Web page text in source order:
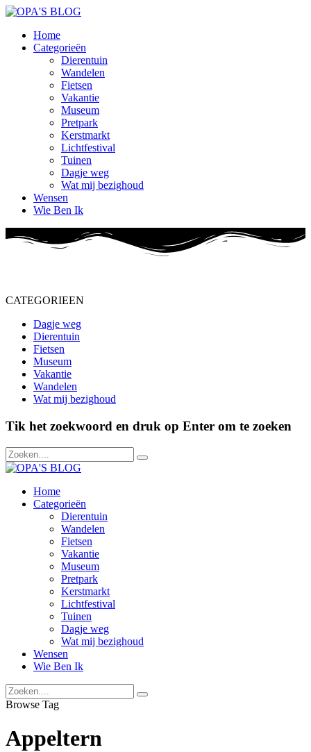
Home
Categorieën
Dierentuin
Wandelen
Fietsen
Vakantie
Museum
Pretpark
Kerstmarkt
Lichtfestival
Tuinen
Dagje weg
Wat mij bezighoud
Wensen
Wie Ben Ik
CATEGORIEEN
Dagje weg
Dierentuin
Fietsen
Museum
Vakantie
Wandelen
Wat mij bezighoud
Tik het zoekwoord en druk op Enter om te zoeken
Home
Categorieën
Dierentuin
Wandelen
Fietsen
Vakantie
Museum
Pretpark
Kerstmarkt
Lichtfestival
Tuinen
Dagje weg
Wat mij bezighoud
Wensen
Wie Ben Ik
Browse Tag
Appeltern